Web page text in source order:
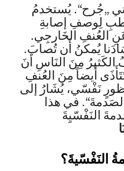
„جُرح“. يُستخدمُ
لِوصفِ إصابةِ
العُنفِ الخَارجِي.
يُمكنُ أَن تُصابَ.
الكَثيرُ مِنَ النَاسِ أنَ
أَيضاً مِنَ العُنفِ
نَفْسّي، يُشَارُ إلى
في هذا
النَفْسّيِةَ
النَفْسّيةَ؟